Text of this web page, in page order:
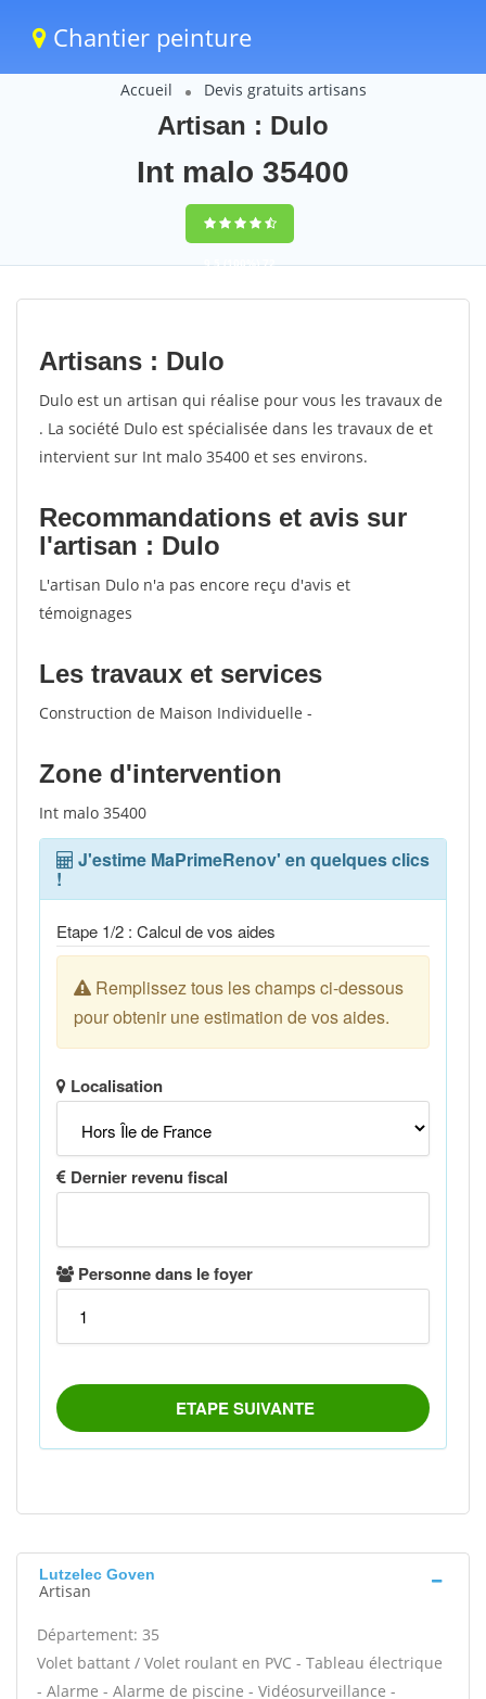
Chantier peinture
Accueil Devis gratuits artisans
Artisan : Dulo
Int malo 35400
9,5(100%)72
votes
Artisans : Dulo
Dulo est un artisan qui réalise pour vous les travaux de
. La société Dulo est spécialisée dans les travaux de et
intervient sur Int malo 35400 et ses environs.
Recommandations et avis sur
l'artisan : Dulo
L'artisan Dulo n'a pas encore reçu d'avis et
témoignages
Les travaux et services
Construction de Maison Individuelle -
Zone d'intervention
Int malo 35400
Lutzelec Goven
Artisan
Département: 35
Volet battant / Volet roulant en PVC - Tableau électrique
- Alarme - Alarme de piscine - Vidéosurveillance -